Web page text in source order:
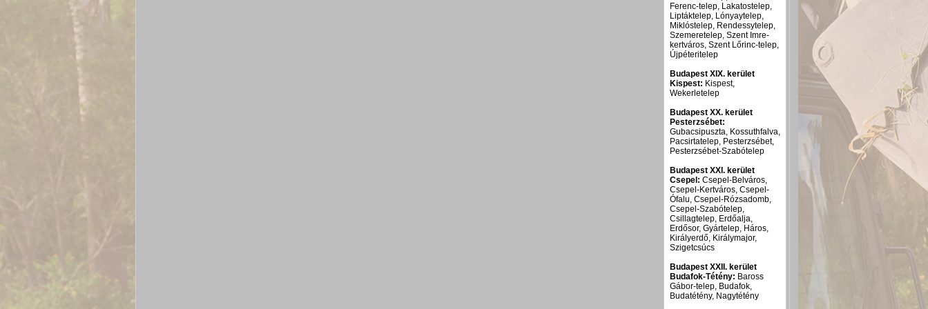
Ferenc-telep, Lakatostelep,
Liptáktelep, Lónyaytelep,
Miklóstelep, Rendessytelep,
Szemeretelep, Szent Imre-
kertváros, Szent Lőrinc-telep,
Újpéteritelep
Budapest XIX. kerület
Kispest: Kispest,
Wekerletelep
Budapest XX. kerület
Pesterzsébet:
Gubacsipuszta, Kossuthfalva,
Pacsirtatelep, Pesterzsébet,
Pesterzsébet-Szabótelep
Budapest XXI. kerület
Csepel: Csepel-Belváros,
Csepel-Kertváros, Csepel-
Ófalu, Csepel-Rózsadomb,
Csepel-Szabótelep,
Csillagtelep, Erdőalja,
Erdősor, Gyártelep, Háros,
Királyerdő, Királymajor,
Szigetcsúcs
Budapest XXII. kerület
Budafok-Tétény: Baross
Gábor-telep, Budafok,
Budatétény, Nagytétény